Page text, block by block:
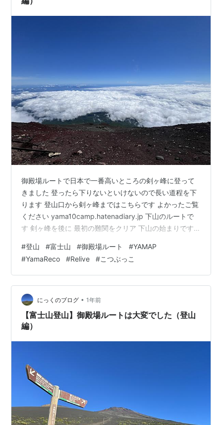
御殿場ルートで日本で一番高いところの剣ヶ峰に登って
きました 登ったら下りないといけないので長い道程を下
ります 登山口から剣ヶ峰まではこちらです よかったご覧
ください yama10camp.hatenadiary.jp 下山のルートで
す 剣ヶ峰を後に 最初の難関をクリア 下山の始まりです
大砂走りへ 大砂走り キツイな。。。 大石茶屋で休憩 も
う少しで下山 山行データ ルート ルート（動画） 標高 時
間・距離・標高差 通過時間 通過時間を振り返って 下山
後は ４ルートを制覇したので 下山のルートです 帰るに
は駐車場に停めてある車に戻る必要があ…
#登山 #富士山 #御殿場ルート #YAMAP
#YamaReco #Relive #こつぶっこ
にっくのブログ • 1年前
【富士山登山】御殿場ルートは大変でした（登山
編）